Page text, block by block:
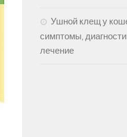
Ушной клещ у
симптомы,
лечение